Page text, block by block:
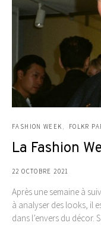
FASHION WEEK FOLKR
La Fashion
22 OCTOBRE 2021
Après une semaine à
à analyser des looks, il
dans l’envers du